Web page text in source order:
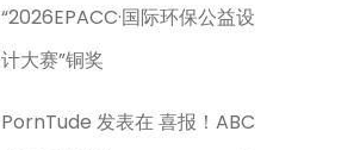
“2026EPACC·国际环保公益设
计大赛”铜奖
PornTude 发表在喜报！ABC